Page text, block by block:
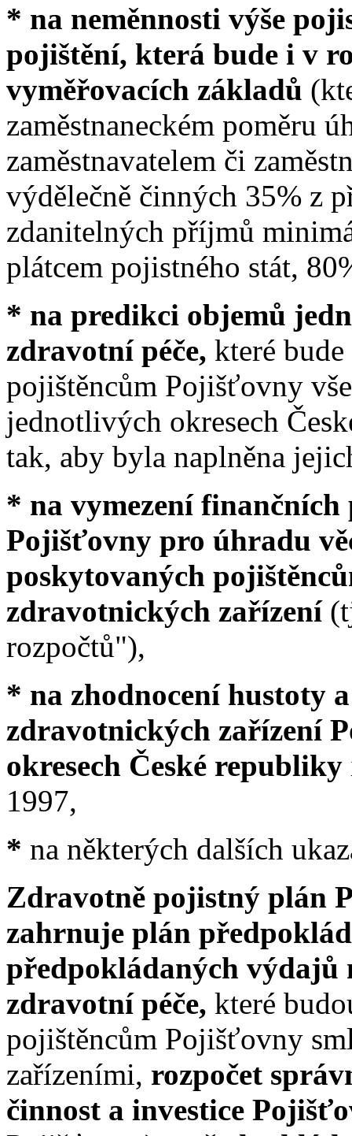
* na neměnnosti výše
pojištění, která bude i v
vyměřovacích základů
zaměstnaneckém poměru
zaměstnavatelem či
výdělečně činných 35% z
zdanitelných příjmů
plátcem pojistného stát,
* na predikci objemů
zdravotní péče, které
pojištěncům Pojišťovny
jednotlivých okresech
tak, aby byla naplněna
* na vymezení
Pojišťovny pro úhradu
poskytovaných
zdravotnických zařízení
rozpočtů"),
* na zhodnocení hustoty
zdravotnických zařízení
okresech České republiky
1997,
* na některých dalších
Zdravotně pojistný plán
zahrnuje plán
předpokládaných výdajů
zdravotní péče, které
pojištěncům Pojišťovny
zařízeními, rozpočet
činnost a investice